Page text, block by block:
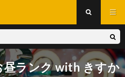
昼ランク with きすか